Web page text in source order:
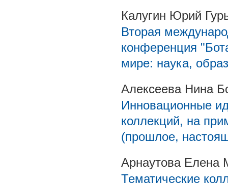
Калугин Юрий
Вторая
конференция
мире: наука,
Алексеева Нина
Инновационные
коллекций, на
(прошлое,
Арнаутова Елена
Тематические